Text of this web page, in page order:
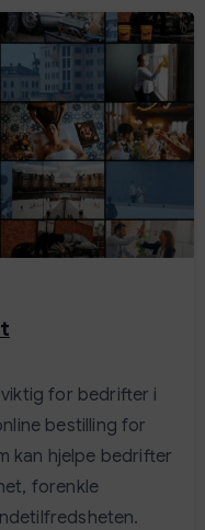
for bedrifter i
bestilling for
kan hjelpe bedrifter
forenkle